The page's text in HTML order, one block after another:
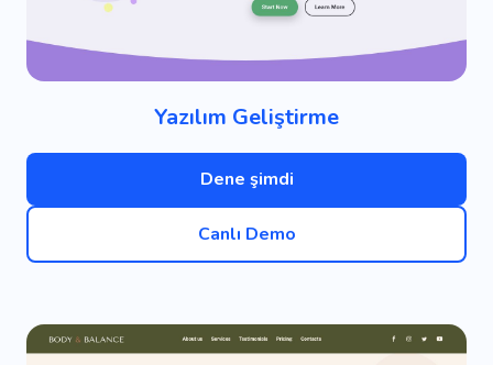
Yazılım Geliştirme
Dene şimdi
Canlı Demo